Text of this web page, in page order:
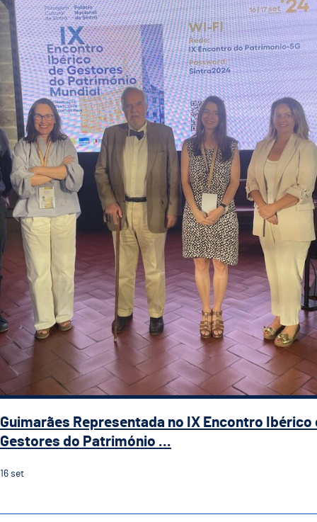
Guimarães Representada no IX Encontro Ibérico
Gestores do Património ...
16 set